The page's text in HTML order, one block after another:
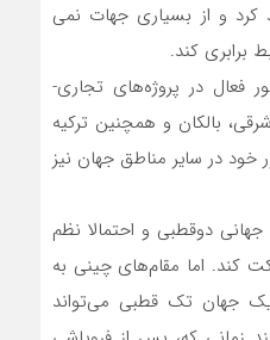
کرد و از بسیاری جهات نمی
برابری کند.
فعال در پروژه‌های تجاری-
بالکان و همچنین ترکیه
در سایر مناطق جهان نیز
دوقطبی و احتمالا نظم
کند. اما مقام‌های چینی به
جهان تک قطبی می‌تواند